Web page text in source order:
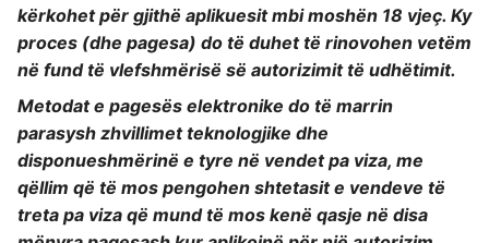
kërkohet për gjithë aplikuesit mbi moshën 18 vjeç. Ky
proces (dhe pagesa) do të duhet të rinovohen vetëm
në fund të vlefshmërisë së autorizimit të udhëtimit.
Metodat e pagesës elektronike do të marrin
parasysh zhvillimet teknologjike dhe
disponueshmërinë e tyre në vendet pa viza, me
qëllim që të mos pengohen shtetasit e vendeve të
treta pa viza që mund të mos kenë qasje në disa